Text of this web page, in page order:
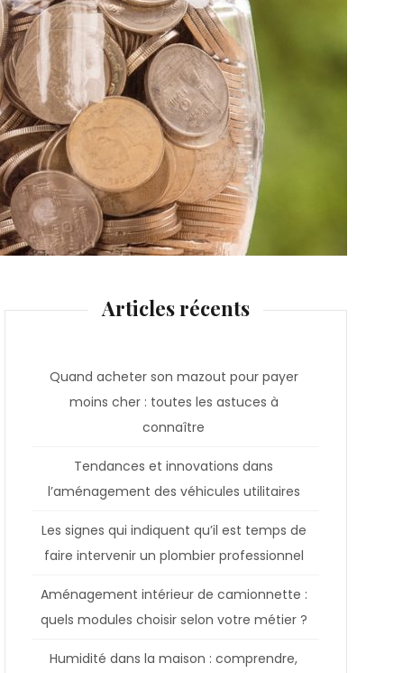
Articles récents
Quand acheter son mazout pour payer
moins cher : toutes les astuces à
connaître
Tendances et innovations dans
l’aménagement des véhicules utilitaires
Les signes qui indiquent qu’il est temps de
faire intervenir un plombier professionnel
Aménagement intérieur de camionnette :
quels modules choisir selon votre métier ?
Humidité dans la maison : comprendre,